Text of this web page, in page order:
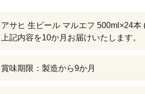
アサヒ 生ビール マルエフ 500ml×24本
上記内容を10か月お届けいたします。
賞味期限：製造から9か月